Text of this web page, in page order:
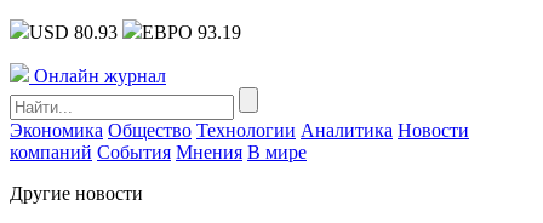
USD 80.93 ЕВРО 93.19
Онлайн журнал
Экономика Общество Технологии Аналитика Новости
компаний События Мнения В мире
Другие новости